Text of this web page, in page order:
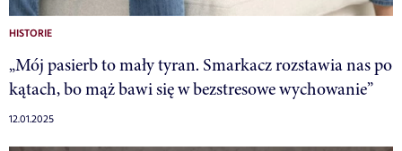
HISTORIE
„Mój pasierb to mały tyran. Smarkacz rozstawia nas po
kątach, bo mąż bawi się w bezstresowe wychowanie”
12.01.2025